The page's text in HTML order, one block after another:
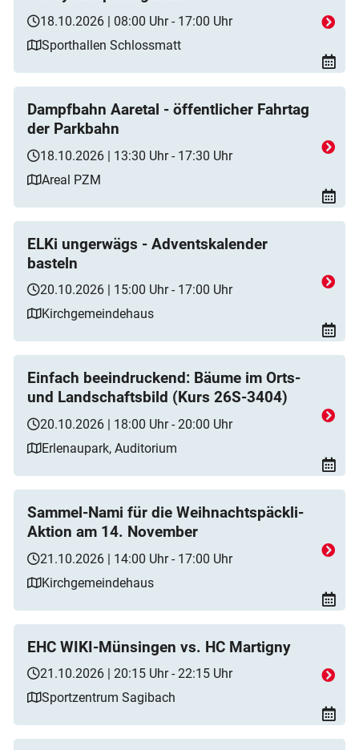
18.10.2026 | 08:00 Uhr - 17:00 Uhr
Sporthallen Schlossmatt
Dampfbahn Aaretal - öffentlicher Fahrtag
der Parkbahn
18.10.2026 | 13:30 Uhr - 17:30 Uhr
Areal PZM
ELKi ungerwägs - Adventskalender
basteln
20.10.2026 | 15:00 Uhr - 17:00 Uhr
Kirchgemeindehaus
Einfach beeindruckend: Bäume im Orts-
und Landschaftsbild (Kurs 26S-3404)
20.10.2026 | 18:00 Uhr - 20:00 Uhr
Erlenaupark, Auditorium
Sammel-Nami für die Weihnachtspäckli-
Aktion am 14. November
21.10.2026 | 14:00 Uhr - 17:00 Uhr
Kirchgemeindehaus
EHC WIKI-Münsingen vs. HC Martigny
21.10.2026 | 20:15 Uhr - 22:15 Uhr
Sportzentrum Sagibach